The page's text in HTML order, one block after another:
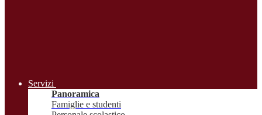
Servizi
Panoramica
Famiglie e studenti